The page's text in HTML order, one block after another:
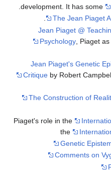
development. It has some
The Jean Piaget
Jean Piaget @
Psychology, Piaget
Jean Piaget's Genetic
Critiqueby Robert
The Construction of
Piaget's role in the
the
Genetic
Comments on